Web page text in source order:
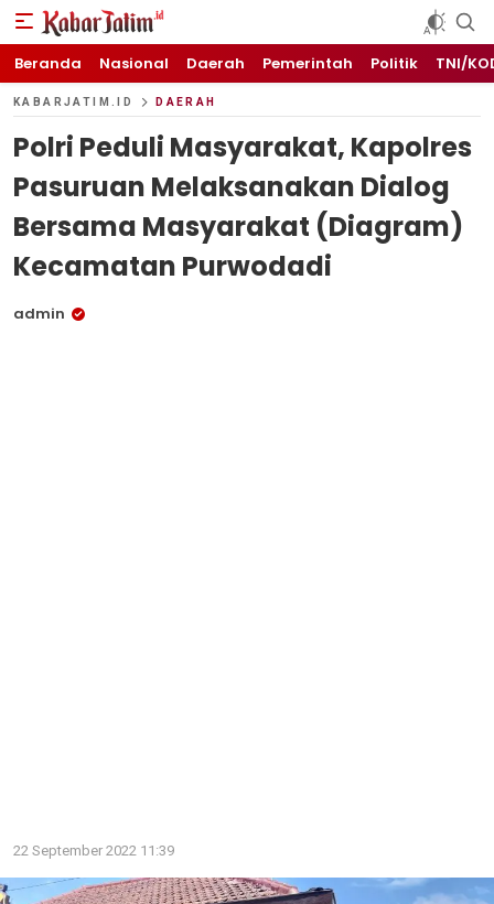
KABARJATIM.id
Kabar Jawa timuran
Beranda Nasional Daerah Pemerintah Politik TNI/
KABARJATIM.ID DAERAH
Polri Peduli Masyarakat, Kapolres
Pasuruan Melaksanakan Dialog
Bersama Masyarakat (Diagram)
Kecamatan Purwodadi
admin
22 September 2022 11:39